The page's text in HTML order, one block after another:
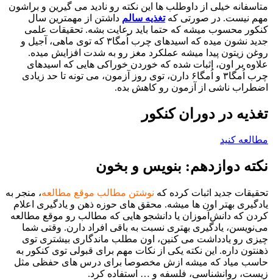
متاسفانه خیلی از داوطلب ها این نکته رو نادید می گیرین و براشون
مهم نیست. در صورتی کهتغذیه سالم داشتن از مهمترین سال
کنکور محسوب میشه که حتما باید رعایت بشه. تحقیقات علمی
جدید نشون میده که اسیدهای چرب اُمگا۳ که توی ماهی، آجیل و
روغن زیتون پیدا میشه عملکرد مغز رو به شدت افزایش میده.
علاوه بر اون، اثبات شده که خوردن خوراکی هایی که اسیدهای
چرب اُمگا۳ و اُمگا۶ دارن، توی روز آزمون، می تونه تا حد زیادی
اضطراب ناشی از آزمون رو کاهش بده.
تغذیه در دوران کنکور
مطالعه کنید
نکته دوازدهم: بنویس و بخون
تحقیقات جدید اثبات کرده که نوشتن مطالب موقع مطالعه، منجر به
یادگیری بهتر اون ها میشه. محقق های حوزه ذهن و یادگیری اعلام
کردن که دانش‌آموزان یا دانشجو هایی که مطالب رو موقع مطالعه
می‌نویسن، یادگیری بهتری نسبت به باقی افراد دارن. وقتی شما
چیزی رو یادداشت می کنین، اون مطلب ماندگاری بیشتری توی
ذهنتون داره. این نکته یکی از نکات مهم برای قبولی توی کنکور به
حاسب میاد که میشه ازش مخصوصا برای درس های حفظی مثل
زیست، روانشناسی، فلسفه و … استفاده کرد.